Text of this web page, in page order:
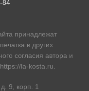
84
принадлежат
в других
согласия автора и
https://la-kosta.ru
9, корп. 1